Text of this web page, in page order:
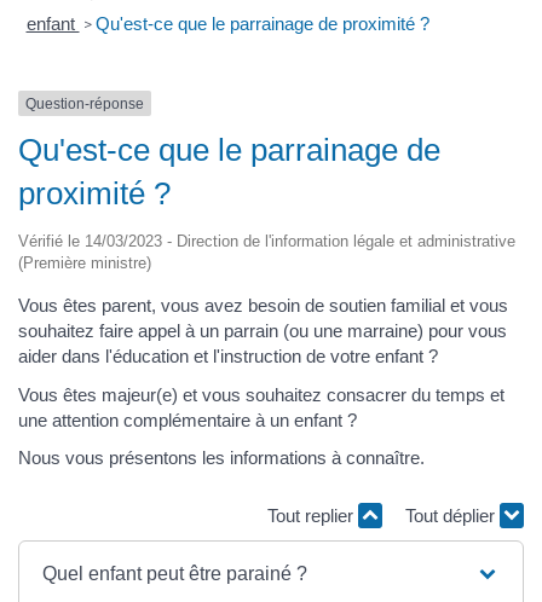
enfant > Qu'est-ce que le parrainage de proximité ?
Question-réponse
Qu'est-ce que le parrainage de
proximité ?
Vérifié le 14/03/2023 - Direction de l'information légale et administrative
(Première ministre)
Vous êtes parent, vous avez besoin de soutien familial et vous
souhaitez faire appel à un parrain (ou une marraine) pour vous
aider dans l'éducation et l'instruction de votre enfant ?
Vous êtes majeur(e) et vous souhaitez consacrer du temps et
une attention complémentaire à un enfant ?
Nous vous présentons les informations à connaître.
Tout replier Tout déplier
Quel enfant peut être parainé ?